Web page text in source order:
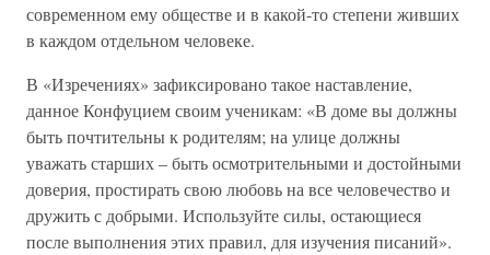
современном ему обществе и в какой-то степени живших
в каждом отдельном человеке.
В «Изречениях» зафиксировано такое наставление,
данное Конфуцием своим ученикам: «В доме вы должны
быть почтительны к родителям; на улице должны
уважать старших – быть осмотрительными и достойными
доверия, простирать свою любовь на все человечество и
дружить с добрыми. Используйте силы, остающиеся
после выполнения этих правил, для изучения писаний».